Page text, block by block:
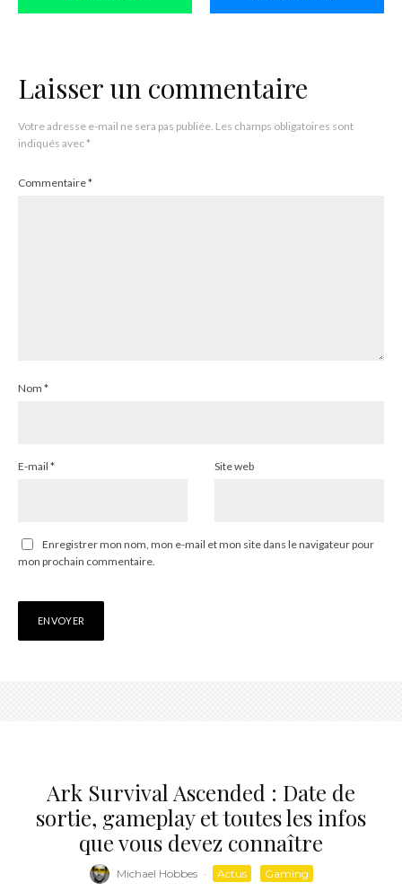
Laisser un commentaire
Votre adresse e-mail ne sera pas publiée. Les champs obligatoires sont
indiqués avec*
Commentaire*
Nom *
E-mail * Site web
Enregistrer mon nom, mon e-mail et mon site dans le navigateur pour
mon prochain commentaire.
Ark Survival Ascended : Date de
sortie, gameplay et toutes les infos
que vous devez connaître
Michael Hobbes · Actus Gaming